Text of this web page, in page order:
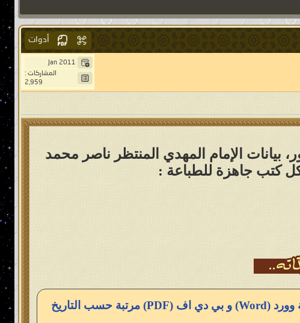
أدوات
Jan 2011
المشاركات :
2,959
بيانات الإمام المهدي المنتظر ناصر محمد
كافة بيانات الإمام المهدي ناصر محمد اليماني في كتاب بصيغة وورد (Word) و بي دي اف (PDF) مرتبة حسب التاريخ